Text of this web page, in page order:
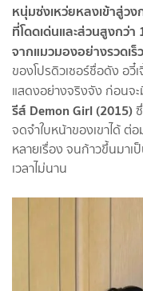
หนุ่มซ่งเหว่ยหลงเข้าสู่ว
ที่โดดเด่นและส่วนสูงกว่า
จากแมวมองอย่างรวดเร็ว
ของโปรดิวเซอร์ชื่อดัง อวี๋
แสดงอย่างจริงจัง ก่อนจะ
รีส์ Demon Girl (2015)
จดจำใบหน้าของเขาได้ ต่
หลายเรื่อง จนก้าวขึ้นมาเ
เวลาไม่นาน